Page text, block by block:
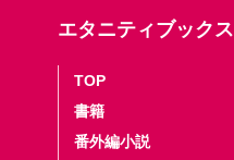
エタニティブックス
TOP
書籍
番外編小説